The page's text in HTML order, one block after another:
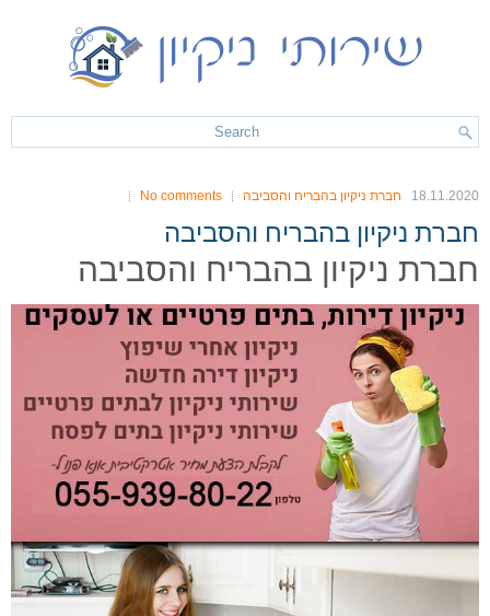
18.11.2020 חברת ניקיון בהבריח והסביבה No comments
חברת ניקיון בהבריח והסביבה
חברת ניקיון בהבריח והסביבה